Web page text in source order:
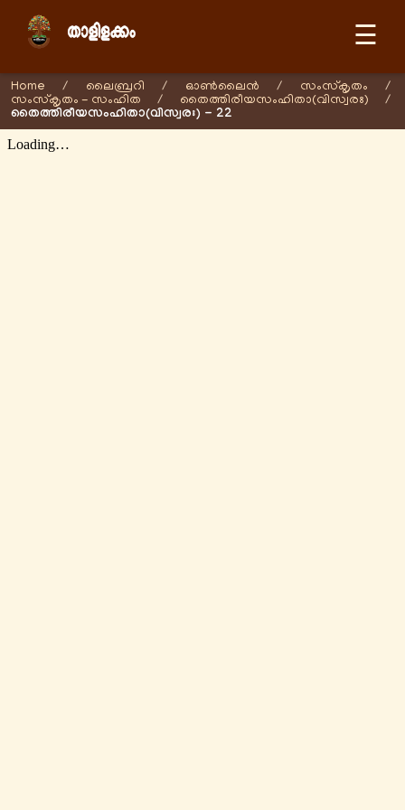
☰
Home / ലൈബ്രറി / ഓണ്‍ലൈന്‍ / സംസ്കൃതം
/
സംസ്കൃതം - സംഹിത
/ തൈത്തിരീയസംഹിതാ(വിസ്വരഃ) /
തൈത്തിരീയസംഹിതാ(വിസ്വരഃ) - 22